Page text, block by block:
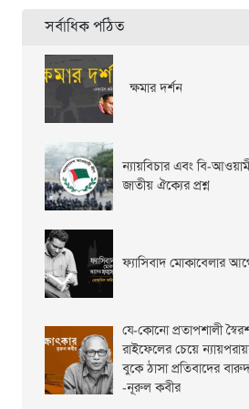
সর্বাধিক পঠিত
ক্ষমার দর্শন
ন্যায়বিচার এবং বি-
জাতীয় ঐক্যের প্রশ্ন
ফ্যাসিবাদ মোকাবেলার
যে-কোনো প্রতাপশালী
রাইফেলের চেয়ে
বুকে ঠাসা প্রতিবাদের
-নূরুল কবীর